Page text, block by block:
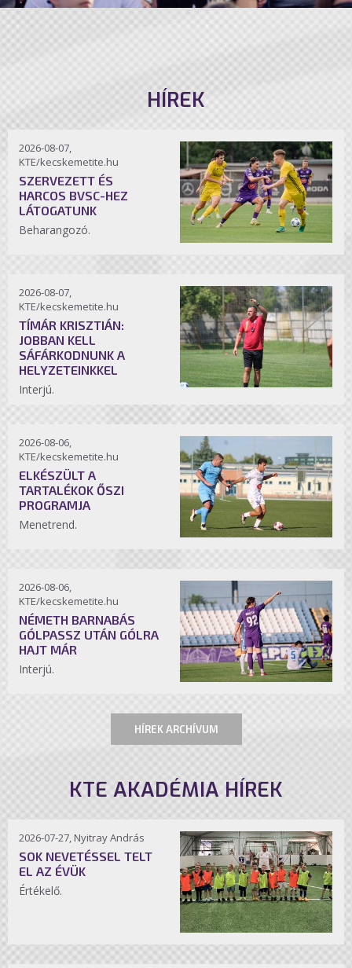
HÍREK
2026-08-07,
KTE/kecskemetite.hu
SZERVEZETT ÉS
HARCOS BVSC-HEZ
LÁTOGATUNK
Beharangozó.
2026-08-07,
KTE/kecskemetite.hu
TÍMÁR KRISZTIÁN:
JOBBAN KELL
SÁFÁRKODNUNK A
HELYZETEINKKEL
Interjú.
2026-08-06,
KTE/kecskemetite.hu
ELKÉSZÜLT A
TARTALÉKOK ŐSZI
PROGRAMJA
Menetrend.
2026-08-06,
KTE/kecskemetite.hu
NÉMETH BARNABÁS
GÓLPASSZ UTÁN GÓLRA
HAJT MÁR
Interjú.
HÍREK ARCHÍVUM
KTE AKADÉMIA HÍREK
2026-07-27, Nyitray András
SOK NEVETÉSSEL TELT
EL AZ ÉVÜK
Értékelő.